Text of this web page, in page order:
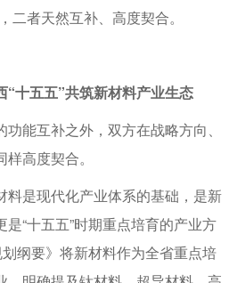
二者天然互补、高度契合。
“十五五”共筑新材料产业生态
能互补之外，双方在战略方向、
高度契合。
料是现代化产业体系的基础，是新
“十五五”时期重点培育的产业方
划纲要》将新材料作为全省重点培